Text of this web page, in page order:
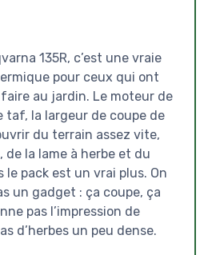
135R, c’est une vraie
pour ceux qui ont
au jardin. Le moteur de
taf, la largeur de coupe de
du terrain assez vite,
de la lame à herbe et du
le pack est un vrai plus. On
un gadget : ça coupe, ça
pas l’impression de
d’herbes un peu dense.